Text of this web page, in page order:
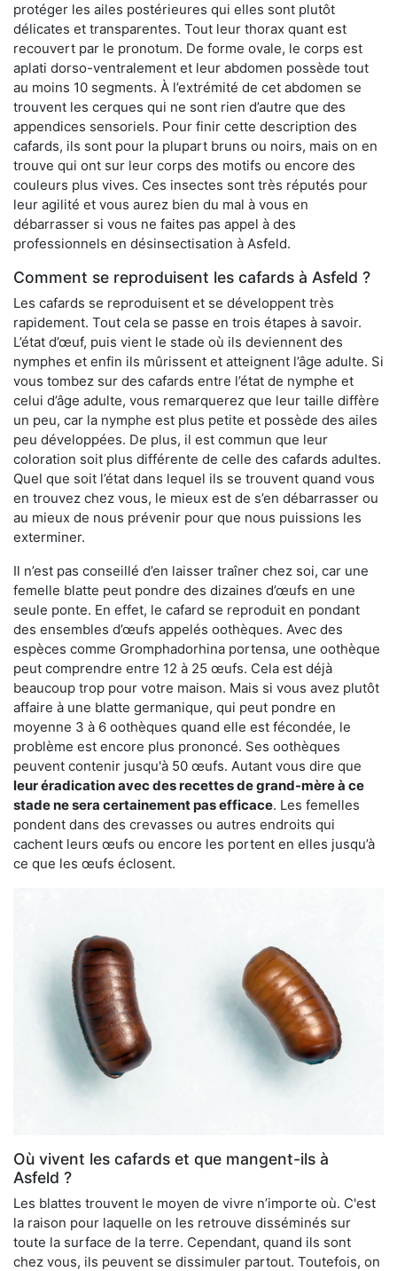
protéger les ailes postérieures qui elles sont plutôt
délicates et transparentes. Tout leur thorax quant est
recouvert par le pronotum. De forme ovale, le corps est
aplati dorso-ventralement et leur abdomen possède tout
au moins 10 segments. À l’extrémité de cet abdomen se
trouvent les cerques qui ne sont rien d’autre que des
appendices sensoriels. Pour finir cette description des
cafards, ils sont pour la plupart bruns ou noirs, mais on en
trouve qui ont sur leur corps des motifs ou encore des
couleurs plus vives. Ces insectes sont très réputés pour
leur agilité et vous aurez bien du mal à vous en
débarrasser si vous ne faites pas appel à des
professionnels en désinsectisation à Asfeld.
Comment se reproduisent les cafards à Asfeld ?
Les cafards se reproduisent et se développent très
rapidement. Tout cela se passe en trois étapes à savoir.
L’état d’œuf, puis vient le stade où ils deviennent des
nymphes et enfin ils mûrissent et atteignent l’âge adulte. Si
vous tombez sur des cafards entre l’état de nymphe et
celui d’âge adulte, vous remarquerez que leur taille diffère
un peu, car la nymphe est plus petite et possède des ailes
peu développées. De plus, il est commun que leur
coloration soit plus différente de celle des cafards adultes.
Quel que soit l’état dans lequel ils se trouvent quand vous
en trouvez chez vous, le mieux est de s’en débarrasser ou
au mieux de nous prévenir pour que nous puissions les
exterminer.
Il n’est pas conseillé d’en laisser traîner chez soi, car une
femelle blatte peut pondre des dizaines d’œufs en une
seule ponte. En effet, le cafard se reproduit en pondant
des ensembles d’œufs appelés oothèques. Avec des
espèces comme Gromphadorhina portensa, une oothèque
peut comprendre entre 12 à 25 œufs. Cela est déjà
beaucoup trop pour votre maison. Mais si vous avez plutôt
affaire à une blatte germanique, qui peut pondre en
moyenne 3 à 6 oothèques quand elle est fécondée, le
problème est encore plus prononcé. Ses oothèques
peuvent contenir jusqu'à 50 œufs. Autant vous dire que
leur éradication avec des recettes de grand-mère à ce
stade ne sera certainement pas efficace. Les femelles
pondent dans des crevasses ou autres endroits qui
cachent leurs œufs ou encore les portent en elles jusqu’à
ce que les œufs éclosent.
Où vivent les cafards et que mangent-ils à
Asfeld ?
Les blattes trouvent le moyen de vivre n’importe où. C'est
la raison pour laquelle on les retrouve disséminés sur
toute la surface de la terre. Cependant, quand ils sont
chez vous, ils peuvent se dissimuler partout. Toutefois, on